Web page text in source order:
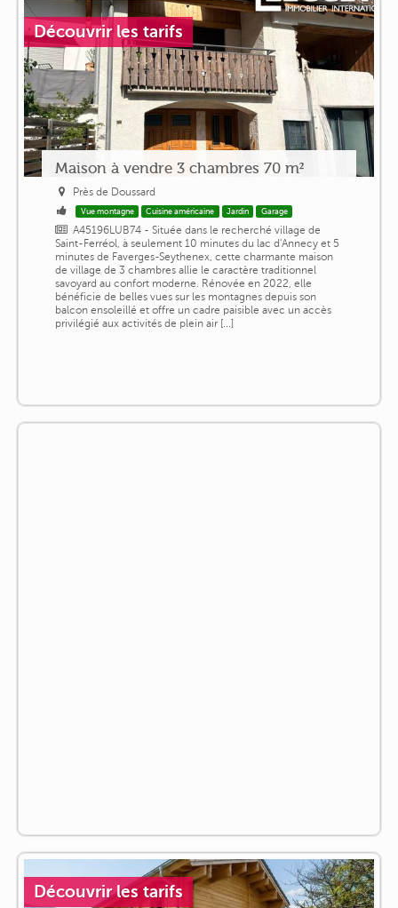
Découvrir les tarifs
Maison à vendre 3 chambres 70 m²
Près de Doussard
Vue montagne Cuisine américaine Jardin Garage
A45196LUB74 - Située dans le recherché village de
Saint-Ferréol, à seulement 10 minutes du lac d'Annecy et 5
minutes de Faverges-Seythenex, cette charmante maison
de village de 3 chambres allie le caractère traditionnel
savoyard au confort moderne. Rénovée en 2022, elle
bénéficie de belles vues sur les montagnes depuis son
balcon ensoleillé et offre un cadre paisible avec un accès
privilégié aux activités de plein air [...]
Découvrir les tarifs